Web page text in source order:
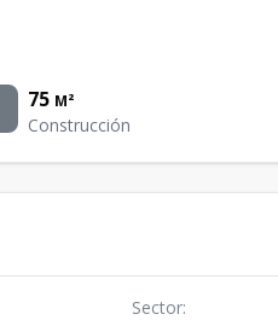
75 M²
Construcción
Sector: